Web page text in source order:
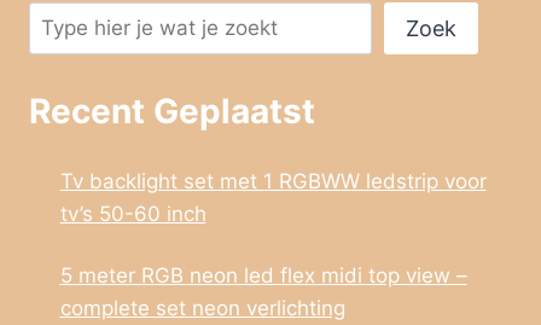
Zoek
Recent Geplaatst
Tv backlight set met 1 RGBWW ledstrip voor
tv’s 50-60 inch
5 meter RGB neon led flex midi top view –
complete set neon verlichting